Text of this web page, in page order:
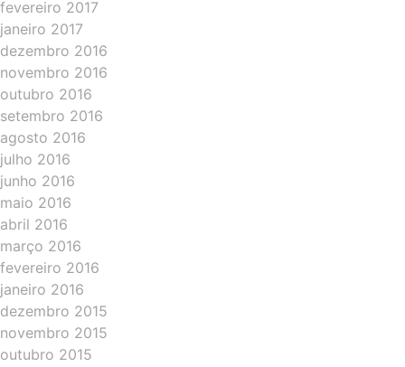
fevereiro 2017
janeiro 2017
dezembro 2016
novembro 2016
outubro 2016
setembro 2016
agosto 2016
julho 2016
junho 2016
maio 2016
abril 2016
março 2016
fevereiro 2016
janeiro 2016
dezembro 2015
novembro 2015
outubro 2015